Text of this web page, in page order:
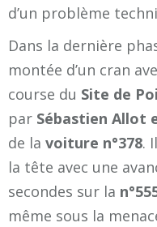
d’un problème
Dans la dernière
montée d’un cran
course du Site de
par Sébastien Allot
de la voiture n°378.
la tête avec une
secondes sur la
même sous la